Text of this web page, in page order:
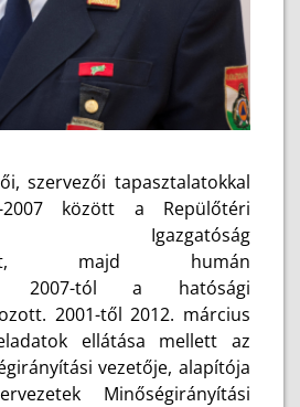
szervezői tapasztalatokkal
2007 között a Repülőtéri
Igazgatóság
majd humán
2007-tól a hatósági
2001-től 2012. március
ellátása mellett az
vezetője, alapítója
Minőségirányítási